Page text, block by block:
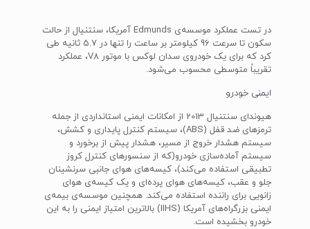
در تست عملکرد موسسه‌ی Edmunds آمریکا، سنتنیال از حالت
سکون تا سرعت 96 کیلومتر بر ساعت را تنها در 5.7 ثانیه طی
کرد که برای یک خودروی سدان لوکس با موتور V8، عملکرد
تقریباً متوسطی محسوب می‌شود.
ایمنی خودرو
هیوندای سنتنیال 2013 از امکانات ایمنی استانداردی از جمله
ترمزهای ضد قفل (ABS)، سیستم کنترل پایداری و کشش،
سیستم هشدار خروج از مسیر، هشدار پیش از برخورد و
سیستم آماده‌سازی خودرو(که از سنسورهای کنترل کروز
تطبیقی استفاده می‌کند)، کیسه‌های هوای جانبی سرنشینان
جلو و عقب، کیسه‌های هوای پرده‌ای و یک کیسه‌ی هوای
زانویی برای راننده استفاده می‌کند. همچنین موسسه‌ی بیمه‌ی
ایمنی بزرگراه‌های آمریکا (IIHS) بالاترین امتیاز ایمنی را به این
خودرو بخشیده است.